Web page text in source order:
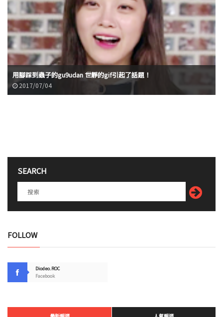
用腳踩到蟲子的gu9udan 世靜的gif引起了話題！
2017/07/04
SEARCH
FOLLOW
Diodeo.ROC
Facebook